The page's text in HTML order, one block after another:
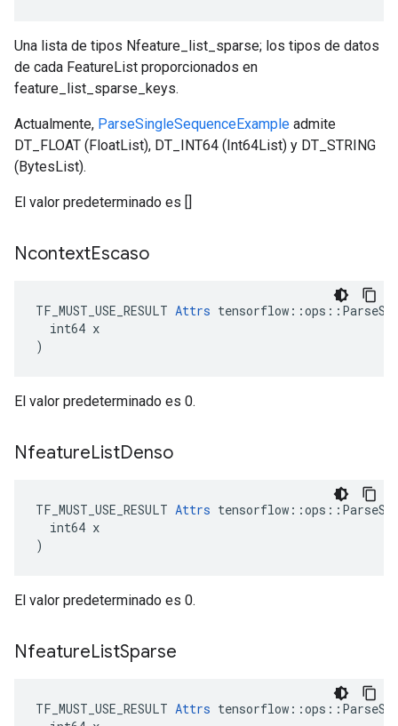
Una lista de tipos Nfeature_list_sparse; los tipos de datos
de cada FeatureList proporcionados en
feature_list_sparse_keys.
Actualmente, ParseSingleSequenceExample admite
DT_FLOAT (FloatList), DT_INT64 (Int64List) y DT_STRING
(BytesList).
El valor predeterminado es []
NcontextEscaso
TF_MUST_USE_RESULT Attrs
  int64 x
)
El valor predeterminado es 0.
NfeatureListDenso
TF_MUST_USE_RESULT Attrs
  int64 x
)
El valor predeterminado es 0.
NfeatureListSparse
TF_MUST_USE_RESULT Attrs